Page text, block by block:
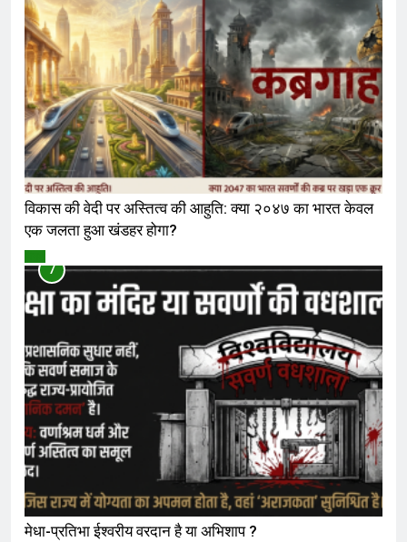
विकास की वेदी पर अस्तित्व की आहुति: क्या २०४७ का भारत केवल
एक जलता हुआ खंडहर होगा?
7
मेधा-प्रतिभा ईश्वरीय वरदान है या अभिशाप ?